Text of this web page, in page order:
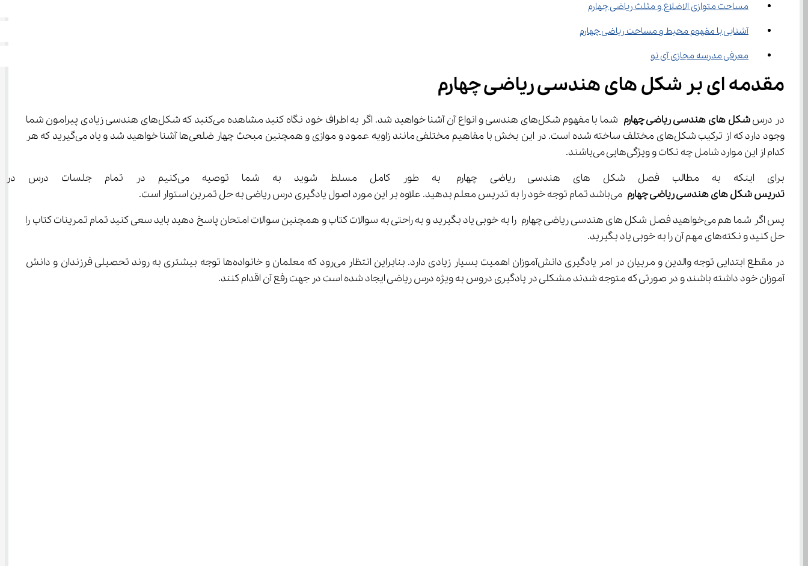
مساحت متوازی الاضلاع و مثلث ریاضی چهارم
آشنایی با مفهوم محیط و مساحت ریاضی چهارم
معرفی مدرسه مجازی آی نو
مقدمه ای بر شکل های هندسی ریاضی چهارم
در درس شکل های هندسی ریاضی چهارم
شما با مفهوم شکل‌های هندسی و انواع آن آشنا خواهید شد. اگر به اطراف خود نگاه کنید مشاهده می‌کنید که شکل‌های هندسی زیادی پیرامون شما
وجود دارد که از ترکیب شکل‌های مختلف ساخته شده است. در این بخش با مفاهیم مختلفی مانند زاویه عمود و موازی و همچنین مبحث چهار ضلعی‌ها آشنا خواهید شد و یاد می‌گیرید که هر
کدام از این موارد شامل چه نکات و ویژگی‌هایی می‌باشند.
برای اینکه به مطالب فصل شکل های هندسی ریاضی چهارم به طور کامل مسلط شوید به شما توصیه می‌کنیم در تمام جلسات درس در کلاس حضور داشته باشید و هنگامی که معلم مشغول
تدریس ‌شکل های هندسی ریاضی چهارم
می‌باشد تمام توجه خود را به تدریس معلم بدهید. علاوه بر این مورد اصول یادگیری درس ریاضی به حل تمرین استوار است.
پس اگر شما هم می‌خواهید فصل شکل های هندسی ریاضی چهارم را به خوبی یاد بگیرید و به راحتی به سوالات کتاب و همچنین سوالات امتحان پاسخ دهید باید سعی کنید تمام تمرینات کتاب را
حل کنید و نکته‌های مهم آن را به خوبی یاد بگیرید.
در مقطع ابتدایی توجه والدین و مربیان در امر یادگیری دانش‌آموزان اهمیت بسیار زیادی دارد. بنابراین انتظار می‌رود که معلمان و خانواده‌ها توجه بیشتری به روند تحصیلی فرزندان و دانش
آموزان خود داشته باشند و در صورتی که متوجه شدند مشکلی در یادگیری دروس به ویژه درس ریاضی ایجاد شده است در جهت رفع آن اقدام کنند.